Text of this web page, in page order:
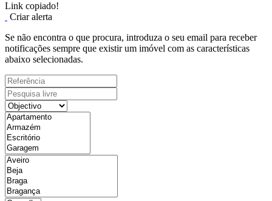
Link copiado!
Criar alerta
Se não encontra o que procura, introduza o seu email para receber
notificações sempre que existir um imóvel com as características
abaixo selecionadas.